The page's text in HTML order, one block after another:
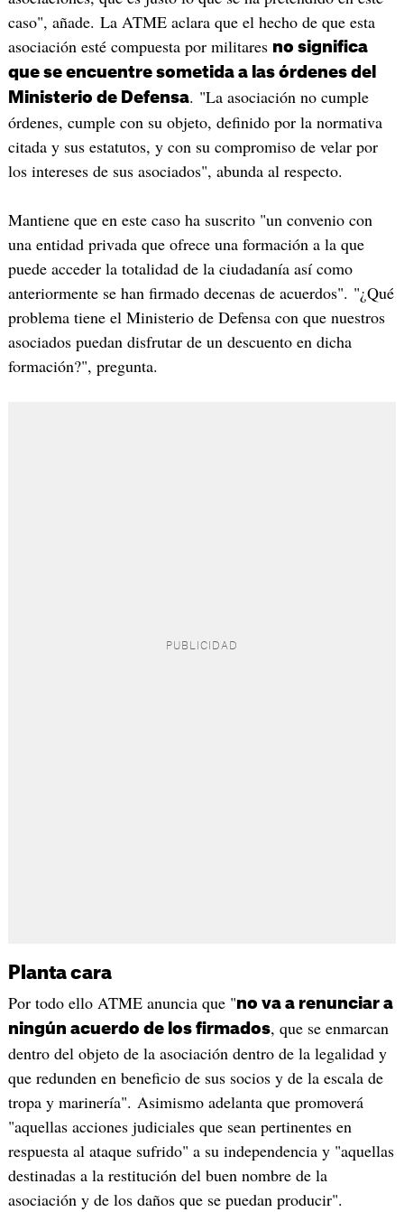
caso", añade. La ATME aclara que el hecho de que esta
asociación esté compuesta por militares no significa
que se encuentre sometida a las órdenes del
Ministerio de Defensa. "La asociación no cumple
órdenes, cumple con su objeto, definido por la normativa
citada y sus estatutos, y con su compromiso de velar por
los intereses de sus asociados", abunda al respecto.
Mantiene que en este caso ha suscrito "un convenio con
una entidad privada que ofrece una formación a la que
puede acceder la totalidad de la ciudadanía así como
anteriormente se han firmado decenas de acuerdos". "¿Qué
problema tiene el Ministerio de Defensa con que nuestros
asociados puedan disfrutar de un descuento en dicha
formación?", pregunta.
Planta cara
Por todo ello ATME anuncia que "no va a renunciar a
ningún acuerdo de los firmados, que se enmarcan
dentro del objeto de la asociación dentro de la legalidad y
que redunden en beneficio de sus socios y de la escala de
tropa y marinería". Asimismo adelanta que promoverá
"aquellas acciones judiciales que sean pertinentes en
respuesta al ataque sufrido" a su independencia y "aquellas
destinadas a la restitución del buen nombre de la
asociación y de los daños que se puedan producir".